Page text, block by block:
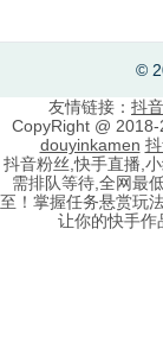
©
友情链接： 抖
CopyRight @
douyinkamen
抖音粉丝,快手直播,
需排队等待,全网最
至！掌握任务悬赏玩
让你的快手作